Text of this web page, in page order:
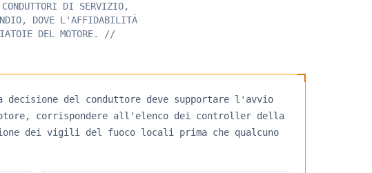
DI SERVIZIO,
DOVE L'AFFIDABILITÀ
DEL MOTORE.
//
del conduttore deve supportare l'avvio
corrispondere all'elenco dei controller della
dei vigili del fuoco locali prima che qualcuno